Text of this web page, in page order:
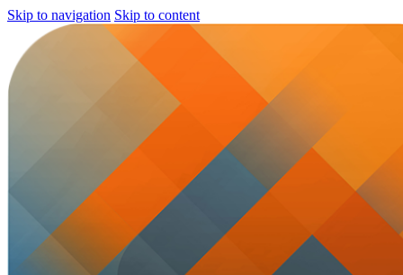
Skip to navigation Skip to content